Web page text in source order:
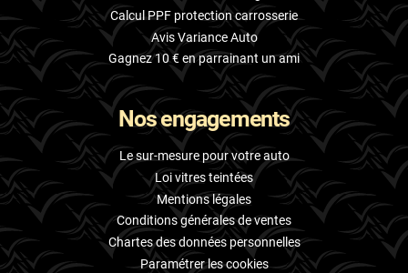
Calcul PPF protection carrosserie
Avis Variance Auto
Gagnez 10 € en parrainant un ami
Nos engagements
Le sur-mesure pour votre auto
Loi vitres teintées
Mentions légales
Conditions générales de ventes
Chartes des données personnelles
Paramétrer les cookies